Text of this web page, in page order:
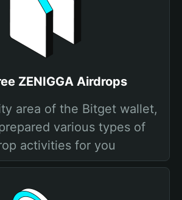
ZENIGGA Airdrops
area of the Bitget wallet,
various types of
activities for you